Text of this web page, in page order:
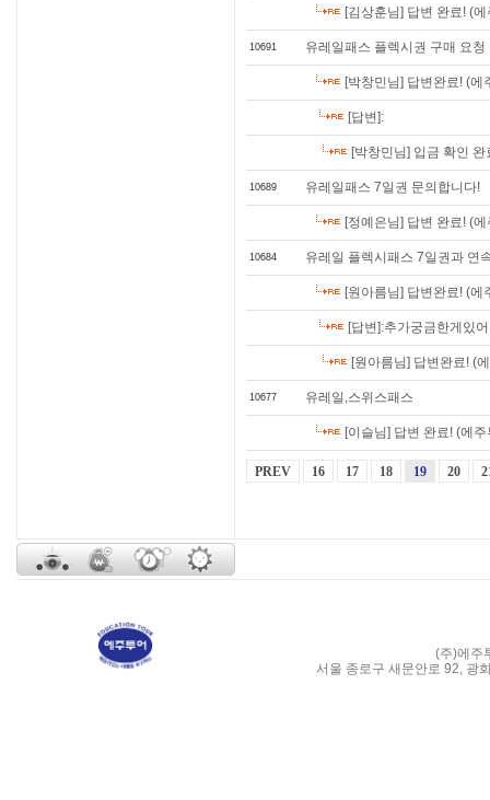
[김상훈님] 답변 완료! (
10691 유레일패스 플렉시권 구매 요청
[박창민님] 답변완료! (에
[답변]:
[박창민님] 입금 확인
10689 유레일패스 7일권 문의합니다!
[정예은님] 답변 완료! (
10684 유레일 플렉시패스 7일권과 연
[원아름님] 답변완료! (에
[답변]:추가궁금한게있
[원아름님] 답변완료! (
10677 유레일,스위스패스
[이슬님] 답변 완료! (에
PREV 16 17 18 19 20
(주)에주
서울 종로구 새문안로 92, 광